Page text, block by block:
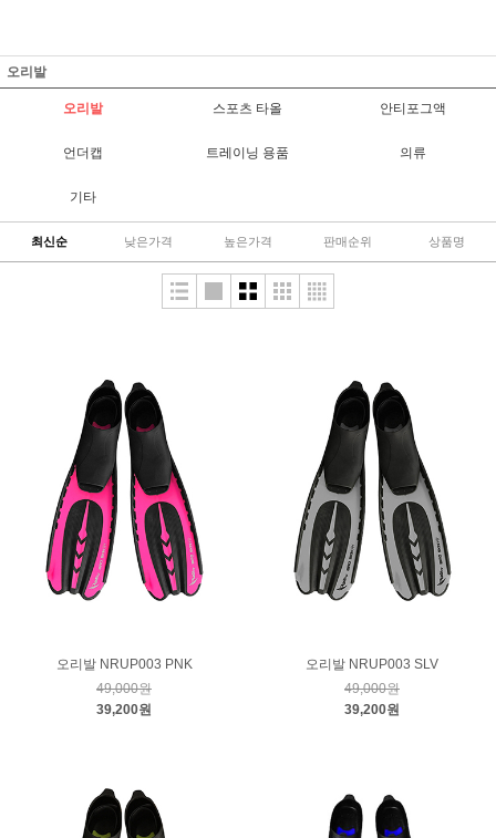
오리발
오리발 스포츠 타올 안티포그액
언더캡 트레이닝 용품 의류
기타
최신순 낮은가격 높은가격 판매순위 상품명
오리발 NRUP003 PNK
49,000원
39,200원
오리발 NRUP003 SLV
49,000원
39,200원